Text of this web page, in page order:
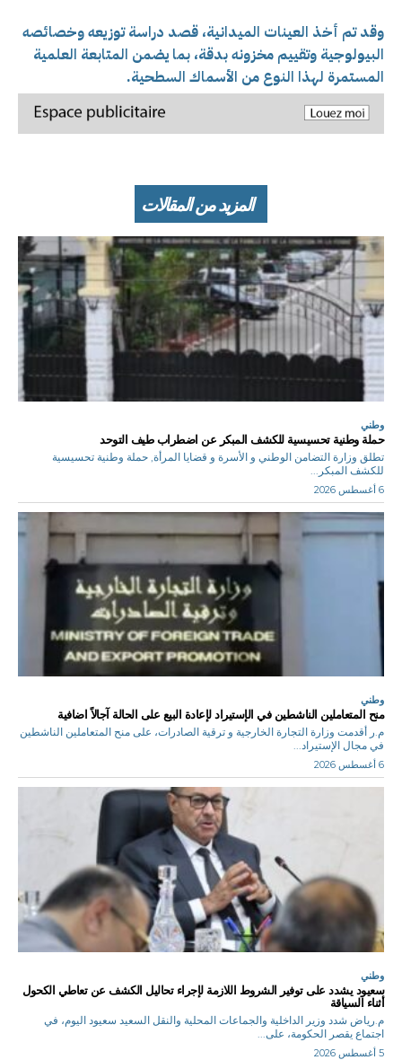
وقد تم أخذ العينات الميدانية، قصد دراسة توزيعه وخصائصه
البيولوجية وتقييم مخزونه بدقة، بما يضمن المتابعة العلمية
المستمرة لهذا النوع من الأسماك السطحية.
المزيد من المقالات
وطني
حملة وطنية تحسيسية للكشف المبكر عن اضطراب طيف التوحد
تطلق وزارة التضامن الوطني و الأسرة و قضايا المرأة, حملة وطنية تحسيسية
للكشف المبكر...
6 أغسطس 2026
وطني
منح المتعاملين الناشطين في الإستيراد لإعادة البيع على الحالة آجالاً اضافية
م.ر أقدمت وزارة التجارة الخارجية و ترقية الصادرات، على منح المتعاملين الناشطين
في مجال الإستيراد...
6 أغسطس 2026
وطني
سعيود يشدد على توفير الشروط اللازمة لإجراء تحاليل الكشف عن تعاطي الكحول
أثناء السياقة
م.رياض شدد وزير الداخلية والجماعات المحلية والنقل السعيد سعيود اليوم، في
اجتماع يقصر الحكومة، على...
5 أغسطس 2026